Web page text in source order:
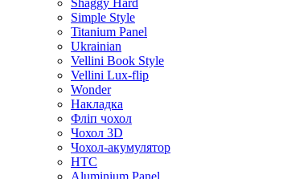
Shaggy Hard
Simple Style
Titanium Panel
Ukrainian
Vellini Book Style
Vellini Lux-flip
Wonder
Накладка
Фліп чохол
Чохол 3D
Чохол-акумулятор
HTC